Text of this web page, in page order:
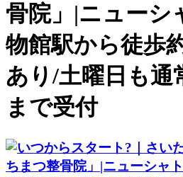
骨院」|ニューシ
物館駅から徒歩
あり/土曜日も通
まで受付